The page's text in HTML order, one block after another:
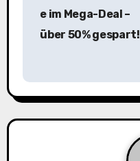
a
g
e im Mega-Deal –
über 50% gespart!